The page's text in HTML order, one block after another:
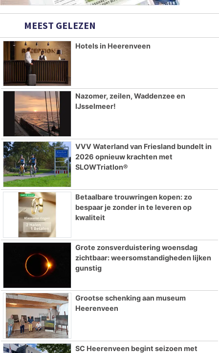
MEEST GELEZEN
Hotels in Heerenveen
Nazomer, zeilen, Waddenzee en
IJsselmeer!
VVV Waterland van Friesland bundelt in
2026 opnieuw krachten met
SLOWTriatlon®
Betaalbare trouwringen kopen: zo
bespaar je zonder in te leveren op
kwaliteit
Grote zonsverduistering woensdag
zichtbaar: weersomstandigheden lijken
gunstig
Grootse schenking aan museum
Heerenveen
SC Heerenveen begint seizoen met